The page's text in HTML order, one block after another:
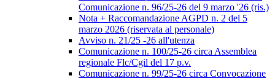
Comunicazione n. 96/25-26 del 9 marzo '26 (ris.)
Nota + Raccomandazione AGPD n. 2 del 5
marzo 2026 (riservata al personale)
Avviso n. 21/25 -26 all'utenza
Comunicazione n. 100/25-26 circa Assemblea
regionale Flc/Cgil del 17 p.v.
Comunicazione n. 99/25-26 circa Convocazione